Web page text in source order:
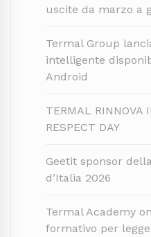
uscite da marzo a
Termal Group
intelligente
Android
TERMAL RINNOVA
RESPECT DAY
Geetit sponsor
d’Italia 2026
Termal Academy
formativo per